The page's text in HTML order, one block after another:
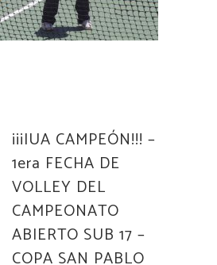
¡¡¡IUA CAMPEÓN!!! –
1era FECHA DE
VOLLEY DEL
CAMPEONATO
ABIERTO SUB 17 –
COPA SAN PABLO